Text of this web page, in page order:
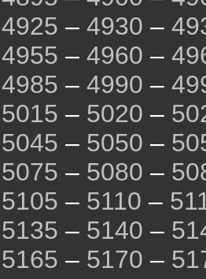
4925 – 4930 –
4955 – 4960 –
4985 – 4990 –
5015 – 5020 –
5045 – 5050 –
5075 – 5080 –
5105 – 5110 –
5135 – 5140 –
5165 – 5170 –